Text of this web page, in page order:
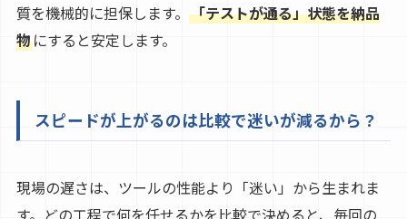
質を機械的に担保します。 「テストが通る」状態を納品
物にすると安定します。
スピードが上がるのは比較で迷いが減るから？
現場の遅さは、ツールの性能より「迷い」から生まれま
す。どの工程で何を任せるかを比較で決めると、毎回の